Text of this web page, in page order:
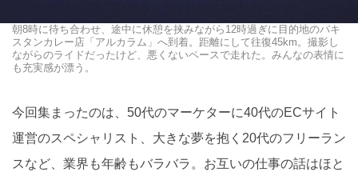
朝8時に待ち合わせ、途中に休憩を挟みながら12時過ぎに目的地のパキ
スタンカレー店「アルカラム」へ到着。距離にして往復45km。撮影し
ながらのライドだったけど、悪くないペースで走れた。みんなの表情に
も充実感が漂う。
今回集まったのは、50代のマーケターに40代のECサイト
運営のスペシャリスト、大きな夢を抱く20代のフリーラン
スなど、業界も年齢もバラバラ。お互いの仕事の話はほと